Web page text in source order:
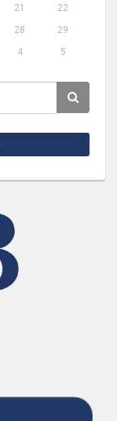
21
22
28
29
4 5